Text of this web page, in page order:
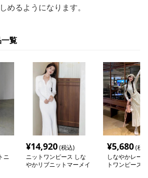
めるようになります。
覧
ニ
¥14,920(税込)
ニットワンピース しな
やかリブニットマーメイ
¥5,680(税
しなやかレー
トワンピース